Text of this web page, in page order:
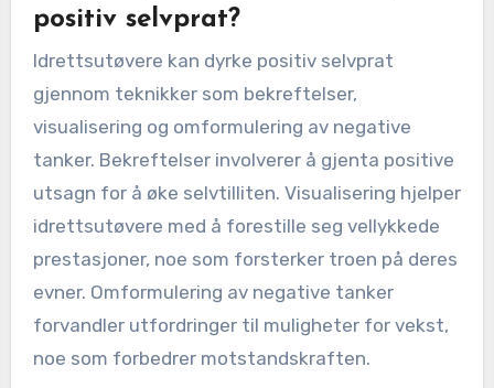
positiv selvprat?
Idrettsutøvere kan dyrke positiv selvprat
gjennom teknikker som bekreftelser,
visualisering og omformulering av negative
tanker. Bekreftelser involverer å gjenta positive
utsagn for å øke selvtilliten. Visualisering hjelper
idrettsutøvere med å forestille seg vellykkede
prestasjoner, noe som forsterker troen på deres
evner. Omformulering av negative tanker
forvandler utfordringer til muligheter for vekst,
noe som forbedrer motstandskraften.